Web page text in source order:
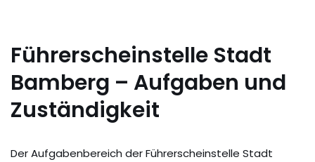
Führerscheinstelle Stadt
Bamberg – Aufgaben und
Zuständigkeit
Der Aufgabenbereich der Führerscheinstelle Stadt